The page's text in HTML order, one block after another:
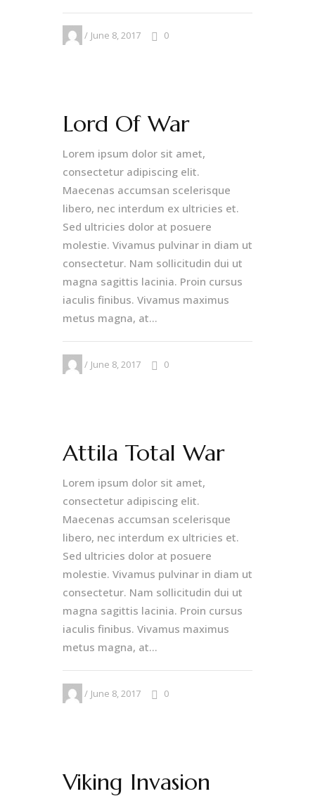
June 8, 2017 0
Lord Of War
Lorem ipsum dolor sit amet,
consectetur adipiscing elit.
Maecenas accumsan scelerisque
libero, nec interdum ex ultricies et.
Sed ultricies dolor at posuere
molestie. Vivamus pulvinar in diam ut
consectetur. Nam sollicitudin dui ut
magna sagittis lacinia. Proin cursus
iaculis finibus. Vivamus maximus
metus magna, at...
June 8, 2017 0
Attila Total War
Lorem ipsum dolor sit amet,
consectetur adipiscing elit.
Maecenas accumsan scelerisque
libero, nec interdum ex ultricies et.
Sed ultricies dolor at posuere
molestie. Vivamus pulvinar in diam ut
consectetur. Nam sollicitudin dui ut
magna sagittis lacinia. Proin cursus
iaculis finibus. Vivamus maximus
metus magna, at...
June 8, 2017 0
Viking Invasion